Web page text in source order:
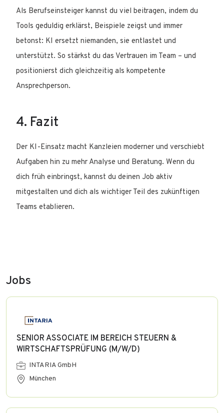
Als Berufseinsteiger kannst du viel beitragen, indem du
Tools geduldig erklärst, Beispiele zeigst und immer
betonst: KI ersetzt niemanden, sie entlastet und
unterstützt. So stärkst du das Vertrauen im Team – und
positionierst dich gleichzeitig als kompetente
Ansprechperson.
4. Fazit
Der KI-Einsatz macht Kanzleien moderner und verschiebt
Aufgaben hin zu mehr Analyse und Beratung. Wenn du
dich früh einbringst, kannst du deinen Job aktiv
mitgestalten und dich als wichtiger Teil des zukünftigen
Teams etablieren.
Jobs
SENIOR ASSOCIATE IM BEREICH STEUERN &
WIRTSCHAFTSPRÜFUNG (M/W/D)
INTARIA GmbH
München